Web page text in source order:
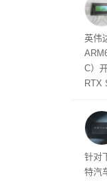
以利
并
在线
件是
软件
态
英伟
C）
RTX
将
的技
起
针对
特汽